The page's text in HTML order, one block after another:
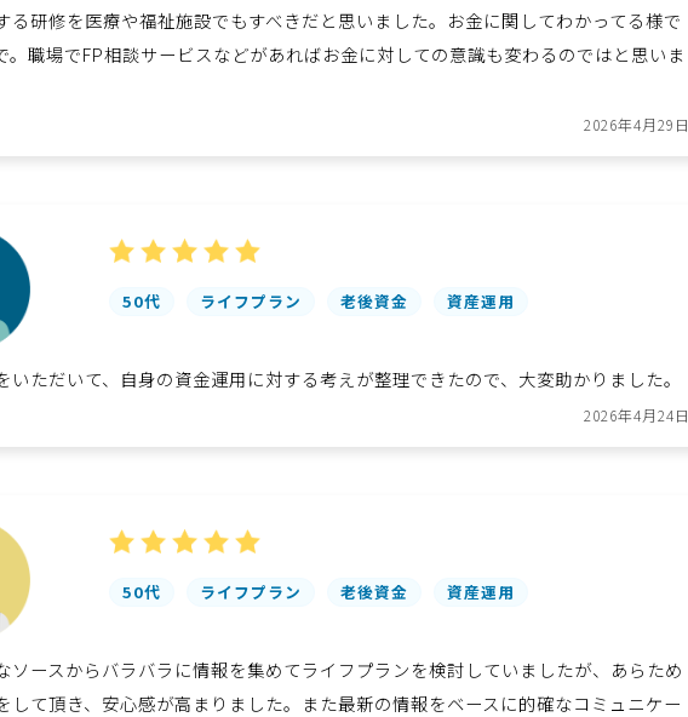
る研修を医療や福祉施設でもすべきだと思いました。お金に関してわかってる様で
。職場でFP相談サービスなどがあればお金に対しての意識も変わるのではと思いま
2026年4月29日
50代 ライフプラン 老後資金 資産運用
いただいて、自身の資金運用に対する考えが整理できたので、大変助かりました。
2026年4月24日
50代 ライフプラン 老後資金 資産運用
ソースからバラバラに情報を集めてライフプランを検討していましたが、あらため
して頂き、安心感が高まりました。また最新の情報をベースに的確なコミュニケー